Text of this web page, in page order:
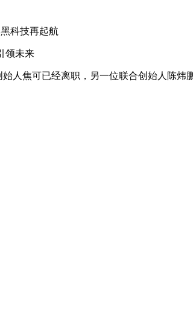
科技再起航
领未来
焦可已经离职，另一位联合创始人陈炜